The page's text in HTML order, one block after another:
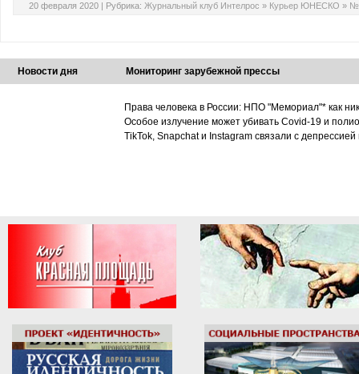
20 февраля 2020 | Рубрика: Журнальный клуб Интелрос » Курьер ЮНЕСКО »
Новости дня Мониторинг зарубежной прессы
Права человека в России: НПО "Мемориал"* как
Особое излучение может убивать Covid-19 и
TikTok, Snapchat и Instagram связали с